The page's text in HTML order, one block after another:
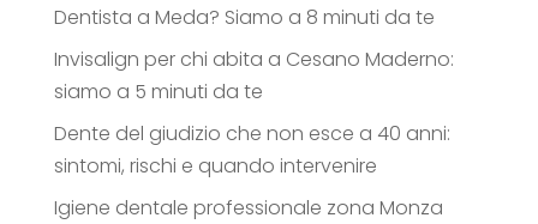
Dentista a Meda? Siamo a 8 minuti da te
Invisalign per chi abita a Cesano Maderno:
siamo a 5 minuti da te
Dente del giudizio che non esce a 40 anni:
sintomi, rischi e quando intervenire
Igiene dentale professionale zona Monza